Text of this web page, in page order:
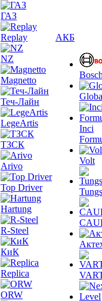
ГАЗ
Replay
NZ
Magnetto
Теч-Лайн
LegeArtis
ТЗСК
Arivo
Top Driver
Hartung
R-Steel
КиК
Replica
ORW
АКБ
Inci
Volt